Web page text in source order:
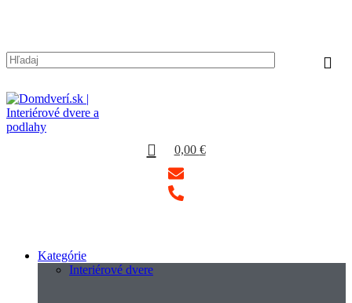
0,00 €
Kategórie
Interiérové dvere